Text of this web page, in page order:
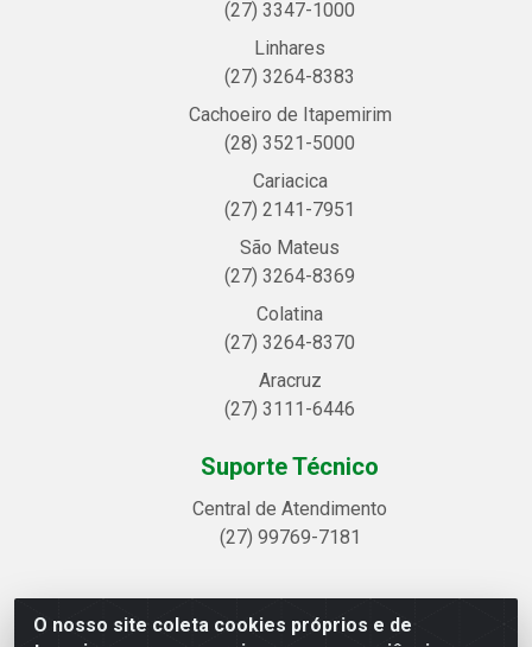
O nosso site coleta cookies próprios e de
(27) 3347-1000
Linhares
(27) 3264-8383
Cachoeiro de Itapemirim
(28) 3521-5000
Cariacica
(27) 2141-7951
São Mateus
(27) 3264-8369
Colatina
(27) 3264-8370
Aracruz
(27) 3111-6446
Suporte Técnico
Central de Atendimento
(27) 99769-7181
Linhavix Distribuidora LTDA - Avenida Alegre, 2521 -